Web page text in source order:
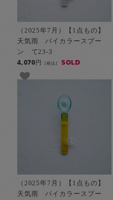
（2025年7月）【1点もの】
天気雨 バイカラースプー
ン て23-3
4,070円[税込] SOLD
（2025年7月）【1点もの】
天気雨 バイカラースプー